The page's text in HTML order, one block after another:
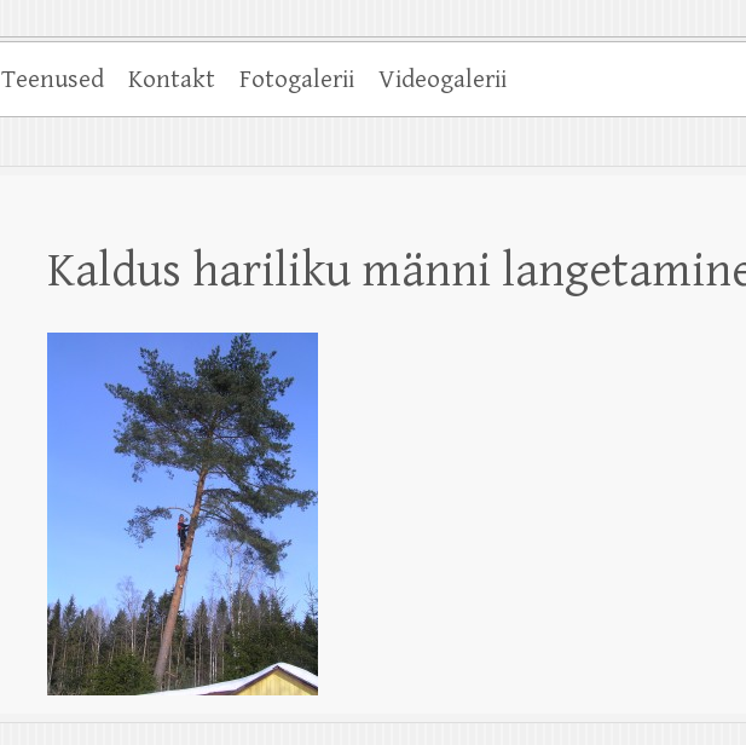
Teenused Kontakt Fotogalerii Videogalerii
Kaldus hariliku männi